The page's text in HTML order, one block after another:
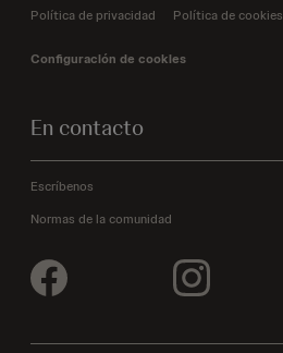
Política de privacidad Política de cookies
Configuración de cookies
En contacto
Escríbenos
Normas de la comunidad